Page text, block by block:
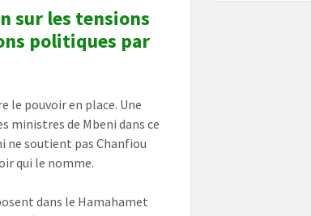
sur les tensions
politiques par
le pouvoir en place. Une
ministres de Mbeni dans ce
ne soutient pas Chanfiou
qui le nomme.
dans le Hamahamet